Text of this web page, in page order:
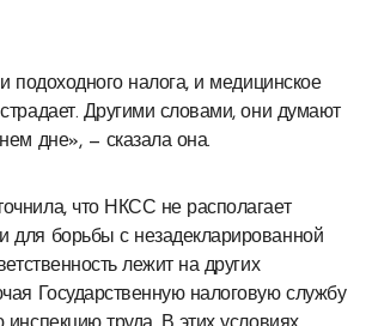
подоходного налога, и медицинское
Другими словами, они думают
дне», — сказала она.
что НКСС не располагает
для борьбы с незадекларированной
лежит на других
Государственную налоговую службу